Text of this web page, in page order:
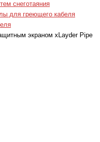
снеготаяния
для греющего кабеля
экраном xLayder Pipe